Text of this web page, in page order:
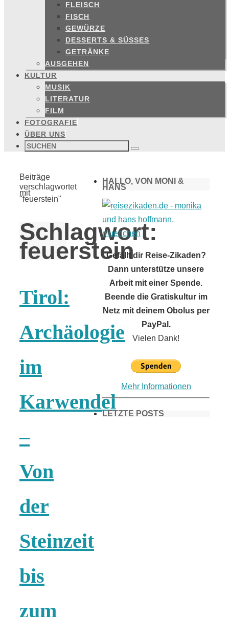
FLEISCH
FISCH
GEWÜRZE
DESSERTS & SÜSSES
GETRÄNKE
AUSGEHEN
KULTUR
MUSIK
LITERATUR
FILM
FOTOGRAFIE
ÜBER UNS
Suchen
nach: Suchen
Start
Beiträge
verschlagwortet
mit
"feuerstein"
Schlagwort:
feuerstein
Tirol:
Archäologie
im
Karwendel
–
Von
der
Steinzeit
bis
zum
HALLO, VON MONI &
HANS
Gefällt dir Reise-Zikaden?
Dann unterstütze unsere
Arbeit mit einer Spende.
Beende die Gratiskultur im
Netz mit deinem Obolus per
PayPal.
Vielen Dank!
Mehr Informationen
LETZTE POSTS